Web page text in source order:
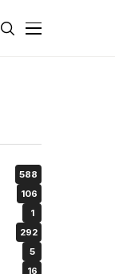
588
106
1
292
5
16